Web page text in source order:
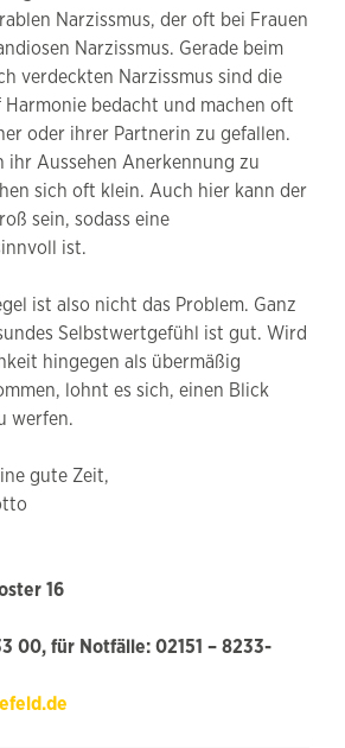
Narzissmus, der oft bei Frauen
Narzissmus. Gerade beim
verdeckten Narzissmus sind die
Harmonie bedacht und machen oft
oder ihrer Partnerin zu gefallen.
ihr Aussehen Anerkennung zu
sich oft klein. Auch hier kann der
sein, sodass eine
ist.
ist also nicht das Problem. Ganz
Selbstwertgefühl ist gut. Wird
hingegen als übermäßig
lohnt es sich, einen Blick
werfen.
gute Zeit,
16
00, für Notfälle: 02151 – 8233-